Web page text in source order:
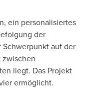
ein personalisiertes
der
auf der
liegt. Das Projekt
ermöglicht.